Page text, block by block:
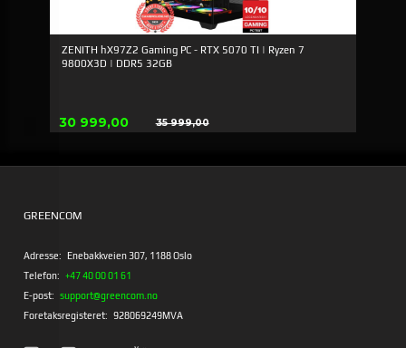
ZENITH hX97Z2 Gaming PC - RTX 5070 TI | Ryzen 7
9800X3D | DDR5 32GB
Tilbud
30 999,00 35 999,00
Rabatt
GREENCOM
Adresse: Enebakkveien 307, 1188 Oslo
Telefon: +47 40 00 01 61
E-post: support@greencom.no
Foretaksregisteret: 928069249MVA